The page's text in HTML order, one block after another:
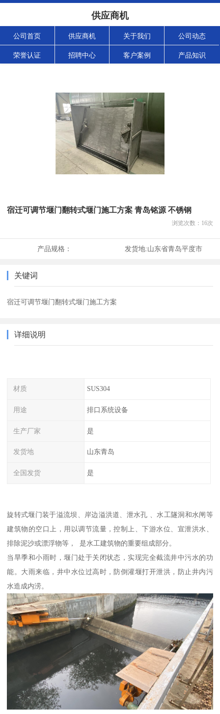
供应商机
公司首页 供应商机 关于我们 公司动态
荣誉认证 招聘中心 客户案例 产品知识
宿迁可调节堰门翻转式堰门施工方案 青岛铭源 不锈钢
浏览次数： 16次
产品规格： 发货地:山东省青岛平度市
关键词
宿迁可调节堰门翻转式堰门施工方案
详细说明
材质 SUS304
用途 排口系统设备
生产厂家 是
发货地 山东青岛
全国发货 是
旋转式堰门装于溢流坝、岸边溢洪道、泄水孔 、水工隧洞和水闸等
建筑物的空口上，用以调节流量，控制上、下游水位、宣泄洪水、
排除泥沙或漂浮物等， 是水工建筑物的重要组成部分。
当旱季和小雨时，堰门处于关闭状态，实现完全截流井中污水的功
能。大雨来临，井中水位过高时，防倒灌堰打开泄洪，防止井内污
水造成内涝。